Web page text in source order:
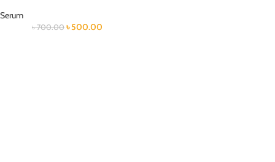
Serum
৳700.00 ৳500.00